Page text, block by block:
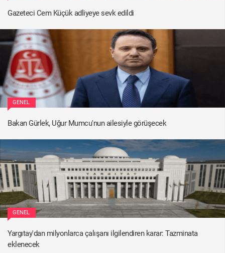
Gazeteci Cem Küçük adliyeye sevk edildi
GENEL
Bakan Gürlek, Uğur Mumcu'nun ailesiyle görüşecek
GENEL
Yargıtay'dan milyonlarca çalışanı ilgilendiren karar: Tazminata
eklenecek